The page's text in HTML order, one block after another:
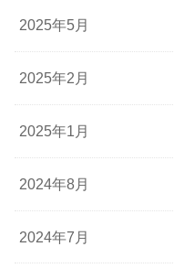
2025年5月
2025年2月
2025年1月
2024年8月
2024年7月